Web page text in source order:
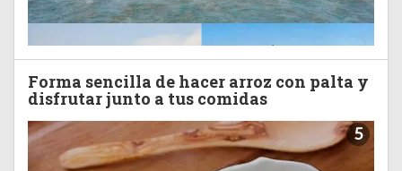
Forma sencilla de hacer arroz con palta y
disfrutar junto a tus comidas
5